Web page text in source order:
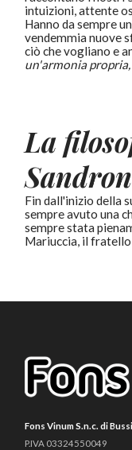
intuizioni, attente
Hanno da sempre
vendemmia nuove
ciò che vogliano e
un'armonia
La
Fin dall'inizio della
sempre avuto una
sempre stata
Mariuccia, il
Fons Vinum S.n.c. di
P.IVA 03324550049